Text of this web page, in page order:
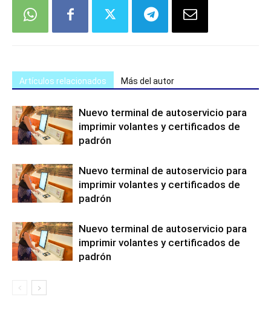
Artículos relacionados Más del autor
Nuevo terminal de autoservicio para
imprimir volantes y certificados de
padrón
Nuevo terminal de autoservicio para
imprimir volantes y certificados de
padrón
Nuevo terminal de autoservicio para
imprimir volantes y certificados de
padrón